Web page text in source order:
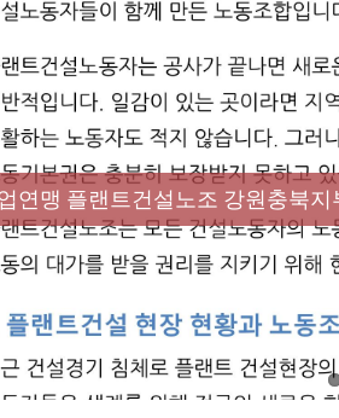
던 죽음, HL만도가 책임져라 : 청
연맹 플랜트건설노조 강원충북지
] 폭염감시단 사업 이모저모
비스연맹 전국학교비정규직노동
노동자 합창단 모임